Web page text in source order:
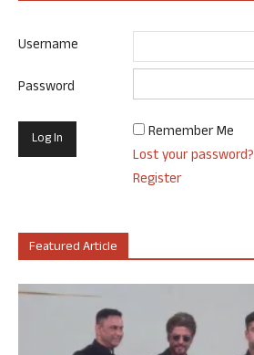
Username
Password
Remember Me
Lost your password?
Register
Featured Article